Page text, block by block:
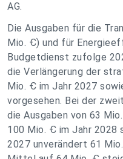
AG.
Die Ausgaben für die
Mio. Ꞓ) und für
Budgetdienst zufolge
die Verlängerung der
Mio. Ꞓ im Jahr 2027
vorgesehen. Bei der
die Ausgaben von 63
100 Mio. Ꞓ im Jahr 2028
2027 unverändert 61